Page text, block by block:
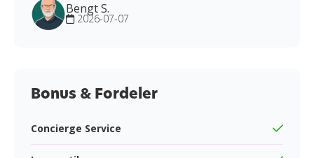
Bengt S.
2026-07-07
Bonus & Fordeler
Concierge Service